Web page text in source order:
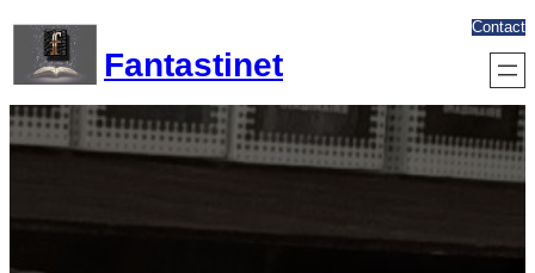
contenu
Fantastinet
Contact